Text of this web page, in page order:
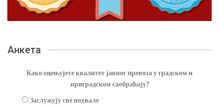
Анкета
Како оцењујете квалитет јавног превоза у градском и
приградском саобраћају?
Заслужују све похвале